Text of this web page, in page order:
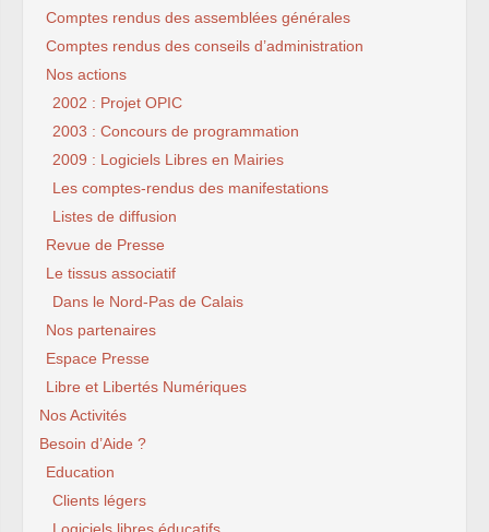
Comptes rendus des assemblées générales
Comptes rendus des conseils d’administration
Nos actions
2002 : Projet OPIC
2003 : Concours de programmation
2009 : Logiciels Libres en Mairies
Les comptes-rendus des manifestations
Listes de diffusion
Revue de Presse
Le tissus associatif
Dans le Nord-Pas de Calais
Nos partenaires
Espace Presse
Libre et Libertés Numériques
Nos Activités
Besoin d’Aide ?
Education
Clients légers